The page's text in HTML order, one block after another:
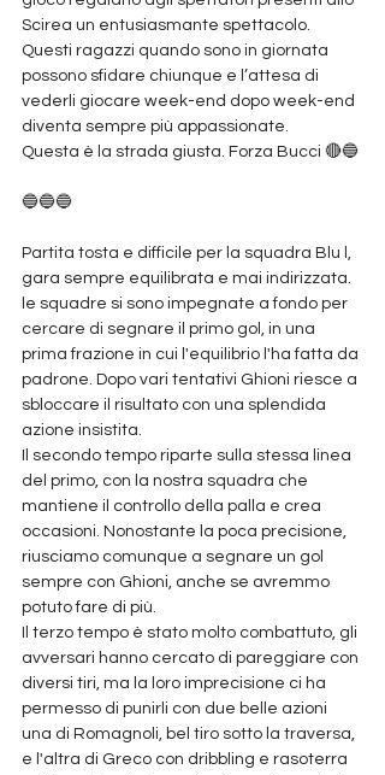
Scirea un entusiasmante spettacolo.
Questi ragazzi quando sono in giornata
possono sfidare chiunque e l’attesa di
vederli giocare week-end dopo week-end
diventa sempre più appassionate.
Questa è la strada giusta. Forza Bucci 🔴🔵
🔵🔵🔵
Partita tosta e difficile per la squadra Blu l,
gara sempre equilibrata e mai indirizzata.
le squadre si sono impegnate a fondo per
cercare di segnare il primo gol, in una
prima frazione in cui l'equilibrio l'ha fatta da
padrone. Dopo vari tentativi Ghioni riesce a
sbloccare il risultato con una splendida
azione insistita.
Il secondo tempo riparte sulla stessa linea
del primo, con la nostra squadra che
mantiene il controllo della palla e crea
occasioni. Nonostante la poca precisione,
riusciamo comunque a segnare un gol
sempre con Ghioni, anche se avremmo
potuto fare di più.
Il terzo tempo è stato molto combattuto, gli
avversari hanno cercato di pareggiare con
diversi tiri, ma la loro imprecisione ci ha
permesso di punirli con due belle azioni
una di Romagnoli, bel tiro sotto la traversa,
e l'altra di Greco con dribbling e rasoterra